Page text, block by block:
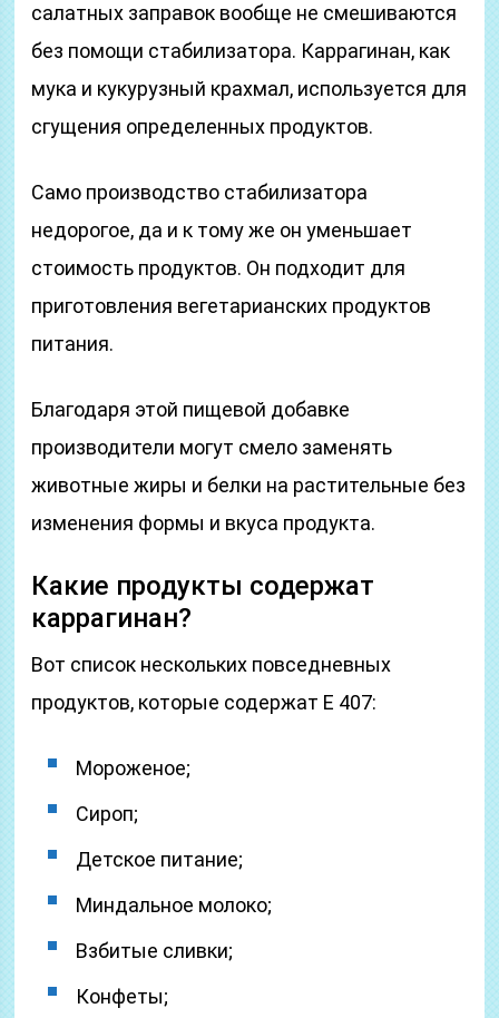
салатных заправок вообще не смешиваются
без помощи стабилизатора. Каррагинан, как
мука и кукурузный крахмал, используется для
сгущения определенных продуктов.
Само производство стабилизатора
недорогое, да и к тому же он уменьшает
стоимость продуктов. Он подходит для
приготовления вегетарианских продуктов
питания.
Благодаря этой пищевой добавке
производители могут смело заменять
животные жиры и белки на растительные без
изменения формы и вкуса продукта.
Какие продукты содержат
каррагинан?
Вот список нескольких повседневных
продуктов, которые содержат Е 407:
Мороженое;
Сироп;
Детское питание;
Миндальное молоко;
Взбитые сливки;
Конфеты;